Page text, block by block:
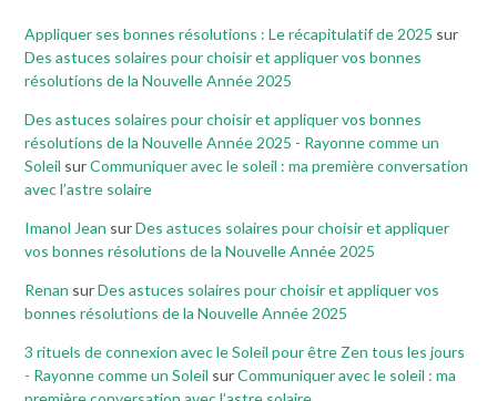
Appliquer ses bonnes résolutions : Le récapitulatif de 2025 sur
Des astuces solaires pour choisir et appliquer vos bonnes
résolutions de la Nouvelle Année 2025
Des astuces solaires pour choisir et appliquer vos bonnes
résolutions de la Nouvelle Année 2025 - Rayonne comme un
Soleil surCommuniquer avec le soleil : ma première conversation
avec l’astre solaire
Imanol Jean surDes astuces solaires pour choisir et appliquer
vos bonnes résolutions de la Nouvelle Année 2025
Renan surDes astuces solaires pour choisir et appliquer vos
bonnes résolutions de la Nouvelle Année 2025
3 rituels de connexion avec le Soleil pour être Zen tous les jours
- Rayonne comme un Soleil surCommuniquer avec le soleil : ma